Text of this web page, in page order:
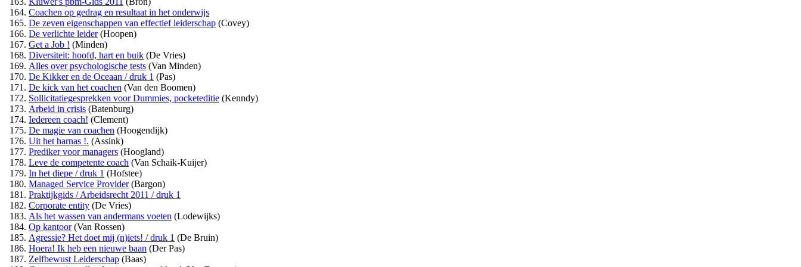
Coachen op gedrag en resultaat in het onderwijs
De zeven eigenschappen van effectief leiderschap (Covey)
De verlichte leider(Hoopen)
Get a Job ! (Minden)
Diversiteit: hoofd, hart en buik (De Vries)
Alles over psychologische tests (Van Minden)
De Kikker en de Oceaan / druk 1 (Pas)
De kick van het coachen (Van den Boomen)
Sollicitatiegesprekken voor Dummies, pocketeditie (Kenndy)
Arbeid in crisis (Batenburg)
Iedereen coach! (Clement)
De magie van coachen (Hoogendijk)
Uit het harnas !. (Assink)
Prediker voor managers (Hoogland)
Leve de competente coach (Van Schaik-Kuijer)
In het diepe / druk 1 (Hofstee)
Managed Service Provider(Bargon)
Praktijkgids / Arbeidsrecht 2011 / druk 1
Corporate entity (De Vries)
Als het wassen van andermans voeten (Lodewijks)
Op kantoor(Van Rossen)
Agressie? Het doet mij (n)iets! / druk 1 (De Bruin)
Hoera! Ik heb een nieuwe baan (Der Pas)
Zelfbewust Leiderschap (Baas)